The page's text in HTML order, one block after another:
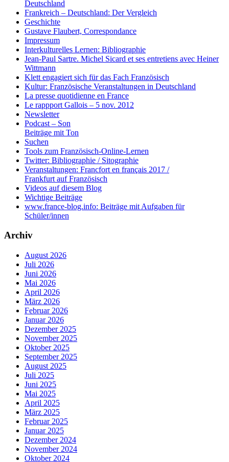
Deutschland
Frankreich – Deutschland: Der Vergleich
Geschichte
Gustave Flaubert, Correspondance
Impressum
Interkulturelles Lernen: Bibliographie
Jean-Paul Sartre. Michel Sicard et ses entretiens avec Heiner
Wittmann
Klett engagiert sich für das Fach Französisch
Kultur: Französische Veranstaltungen in Deutschland
La presse quotidienne en France
Le rappport Gallois – 5 nov. 2012
Newsletter
Podcast – Son
Beiträge mit Ton
Suchen
Tools zum Französisch-Online-Lernen
Twitter: Bibliographie / Sitographie
Veranstaltungen: Francfort en français 2017 /
Frankfurt auf Französisch
Videos auf diesem Blog
Wichtige Beiträge
www.france-blog.info: Beiträge mit Aufgaben für
Schüler/innen
Archiv
August 2026
Juli 2026
Juni 2026
Mai 2026
April 2026
März 2026
Februar 2026
Januar 2026
Dezember 2025
November 2025
Oktober 2025
September 2025
August 2025
Juli 2025
Juni 2025
Mai 2025
April 2025
März 2025
Februar 2025
Januar 2025
Dezember 2024
November 2024
Oktober 2024